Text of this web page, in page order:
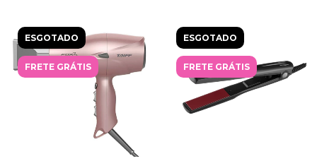
ESGOTADO
FRETE GRÁTIS
ESGOTADO
FRETE GRÁTIS